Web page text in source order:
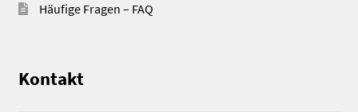
Häufige Fragen – FAQ
Kontakt